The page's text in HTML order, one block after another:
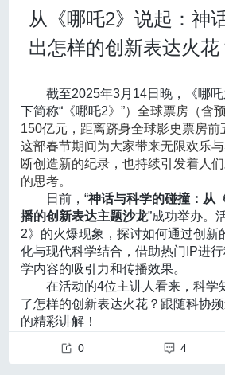
门急诊筛查的影像学选择
《指南》建议，TCD、
TCD：适合快速、反复评估脑血
和不能耐受造影的患者尤为实用。
MRI+MRA：兼具对脑实质与脑
可通过弥散加权成像（DWI）等序列
电离辐射。
CTA：在急诊场景下能迅速评估
情况，利于急性期决策。
何时应当进行DSA检查？
《指南》再次强调DSA在烟雾病
尤其在需要与颅内动脉粥样硬化、原
脑血管收缩综合征等疾病进行鉴别时
7.遗传因素
“招蚊体质”也有遗传因素，爱招蚊
下，家人是否有相同的烦恼。
蚊子的一生要经过四个形态阶段：
虫，前三个阶段都需要在水中完成
蚊”方法是 及时处理积水。
首先要定期清理房屋外、公共设施
水，如垃圾站、排水排污管道等，
其次，家里定期清理容易积水的物品
容易存水的盆盆罐罐要做到“翻盆倒
如是需要储水，也要盖好盖子，水
04
怎么判断近期的蚊虫叮咬风险？
每年夏季，北京市气象局和北京市疾
联手发布“蚊虫叮咬指数”，把未来3
低、较低、中等、较高、高共5个等
要包括显式标识和隐式标识两种形
生成合成内容或者交互场景界面中
音、图形等方式呈现并可以被用户
添加的，不易被用户明显感知到的
《标识办法》提出，按照《互
荐管理规定》《互联网信息服务深
《生成式人工智能服务管理暂行办
工智能生成合成内容标识活动的，
法》相关要求。
《标识办法》要求，服务提供
务属于《互联网信息服务深度合成
第一款情形的，应当按照要求对生
标识；服务提供者应当按照《互联
管理规定》第十六条的规定，在生
数据中添加隐式标识；提供网络信
务提供者应当采取技术措施，规范
动。
《标识办法》强调，
任何组织
除、篡改、伪造、隐匿本办法规定
从《哪吒2》说起：神
出怎样的创新表达火花
截至2025年3月14日晚，《哪
下简称“《哪吒2》”）全球票房（含
150亿元，距离跻身全球影史票房前
这部春节期间为大家带来无限欢乐
断创造新的纪录，也持续引发着人
的思考。
日前，“神话与科学的碰撞：从
播的创新表达主题沙龙”成功举办。
2》的火爆现象，探讨如何通过创新
化与现代科学结合，借助热门IP进
学内容的吸引力和传播效果。
在活动的4位主讲人看来，科学
了怎样的创新表达火花？跟随科协
的精彩讲解！
从《哪吒》系列看神话故事的
0 4